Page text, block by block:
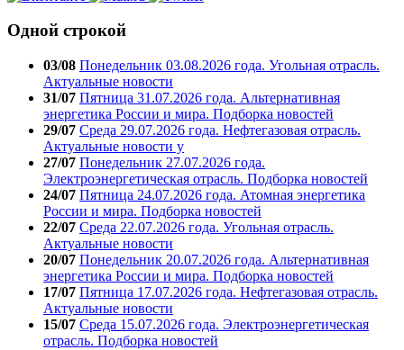
Одной строкой
03/08 Понедельник 03.08.2026 года. Угольная отрасль.
Актуальные новости
31/07 Пятница 31.07.2026 года. Альтернативная
энергетика России и мира. Подборка новостей
29/07 Среда 29.07.2026 года. Нефтегазовая отрасль.
Актуальные новости у
27/07 Понедельник 27.07.2026 года.
Электроэнергетическая отрасль. Подборка новостей
24/07 Пятница 24.07.2026 года. Атомная энергетика
России и мира. Подборка новостей
22/07 Среда 22.07.2026 года. Угольная отрасль.
Актуальные новости
20/07 Понедельник 20.07.2026 года. Альтернативная
энергетика России и мира. Подборка новостей
17/07 Пятница 17.07.2026 года. Нефтегазовая отрасль.
Актуальные новости
15/07 Среда 15.07.2026 года. Электроэнергетическая
отрасль. Подборка новостей